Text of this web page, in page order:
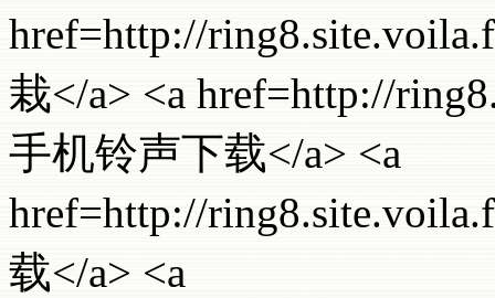
href=http://
栽</a> <a href=http://
手机铃声下载</a> <a
href=http://
载</a> <a